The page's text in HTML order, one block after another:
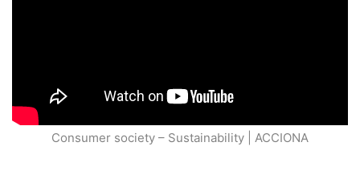
Consumer society – Sustainability | ACCIONA